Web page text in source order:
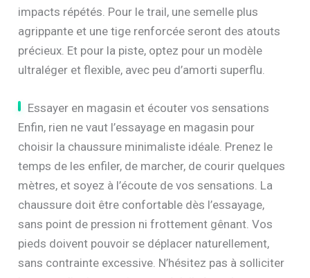
impacts répétés. Pour le trail, une semelle plus
agrippante et une tige renforcée seront des atouts
précieux. Et pour la piste, optez pour un modèle
ultraléger et flexible, avec peu d’amorti superflu.
Essayer en magasin et écouter vos sensations
Enfin, rien ne vaut l’essayage en magasin pour
choisir la chaussure minimaliste idéale. Prenez le
temps de les enfiler, de marcher, de courir quelques
mètres, et soyez à l’écoute de vos sensations. La
chaussure doit être confortable dès l’essayage,
sans point de pression ni frottement gênant. Vos
pieds doivent pouvoir se déplacer naturellement,
sans contrainte excessive. N’hésitez pas à solliciter